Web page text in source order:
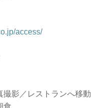
access/
撮影／レストランへ移動